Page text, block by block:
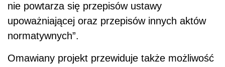
nie powtarza się przepisów ustawy
upoważniającej oraz przepisów innych aktów
normatywnych”.
Omawiany projekt przewiduje także możliwość